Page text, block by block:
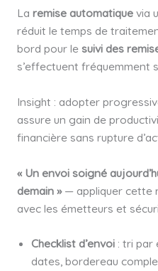
La remise automatiquevia
réduit le temps de
bord pour le suivi des
s’effectuent fréquemment
Insight : adopter
assure un gain de
financière sans rupture
« Un envoi soigné
demain »— appliquer cette
avec les émetteurs et
Checklist d’envoi: tri par
dates, bordereau